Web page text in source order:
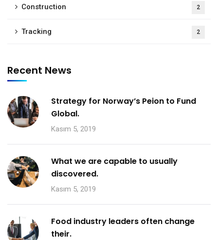
Construction 2
Tracking 2
Recent News
Strategy for Norway’s Peion to Fund
Global.
Kasım 5, 2019
What we are capable to usually
discovered.
Kasım 5, 2019
Food industry leaders often change
their.